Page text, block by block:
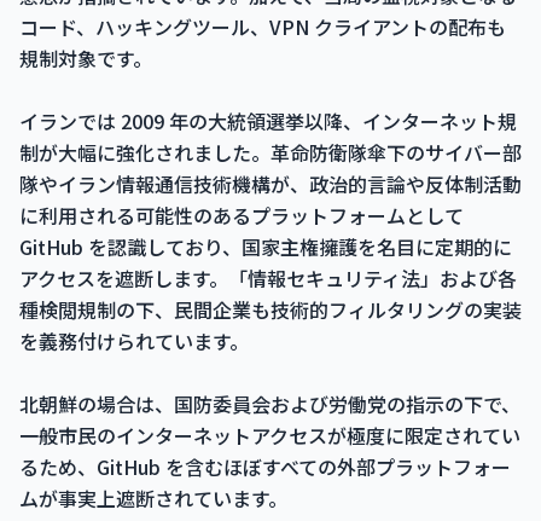
コード、ハッキングツール、VPN クライアントの配布も
規制対象です。
イランでは 2009 年の大統領選挙以降、インターネット規
制が大幅に強化されました。革命防衛隊傘下のサイバー部
隊やイラン情報通信技術機構が、政治的言論や反体制活動
に利用される可能性のあるプラットフォームとして
GitHub を認識しており、国家主権擁護を名目に定期的に
アクセスを遮断します。「情報セキュリティ法」および各
種検閲規制の下、民間企業も技術的フィルタリングの実装
を義務付けられています。
北朝鮮の場合は、国防委員会および労働党の指示の下で、
一般市民のインターネットアクセスが極度に限定されてい
るため、GitHub を含むほぼすべての外部プラットフォー
ムが事実上遮断されています。